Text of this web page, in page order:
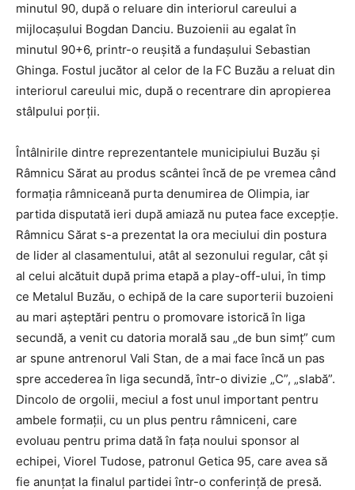
minutul 90, după o reluare din interiorul careului a
mijlocaşului Bogdan Danciu. Buzoienii au egalat în
minutul 90+6, printr-o reuşită a fundaşului Sebastian
Ghinga. Fostul jucător al celor de la FC Buzău a reluat din
interiorul careului mic, după o recentrare din apropierea
stâlpului porții.
Întâlnirile dintre reprezentantele municipiului Buzău şi
Râmnicu Sărat au produs scântei încă de pe vremea când
formaţia râmniceană purta denumirea de Olimpia, iar
partida disputată ieri după amiază nu putea face excepţie.
Râmnicu Sărat s-a prezentat la ora meciului din postura
de lider al clasamentului, atât al sezonului regular, cât şi
al celui alcătuit după prima etapă a play-off-ului, în timp
ce Metalul Buzău, o echipă de la care suporterii buzoieni
au mari aşteptări pentru o promovare istorică în liga
secundă, a venit cu datoria morală sau „de bun simţ” cum
ar spune antrenorul Vali Stan, de a mai face încă un pas
spre accederea în liga secundă, într-o divizie „C”, „slabă”.
Dincolo de orgolii, meciul a fost unul important pentru
ambele formaţii, cu un plus pentru râmniceni, care
evoluau pentru prima dată în faţa noului sponsor al
echipei, Viorel Tudose, patronul Getica 95, care avea să
fie anunţat la finalul partidei într-o conferinţă de presă.